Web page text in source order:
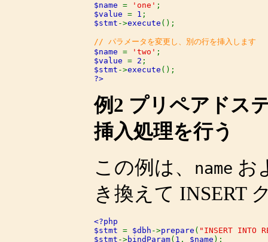
$name = 'one'
$value = 1
$stmt ->execute ();
$name = 'two'
$value = 2
$stmt ->execute
?>
例2 プリペアドス
挿入処理を行う
この例は、
name お
き換えて INSERT
<?php
$stmt = $dbh ->prepare ( "INSERT INTO
$stmt ->bindParam( 1 , $name